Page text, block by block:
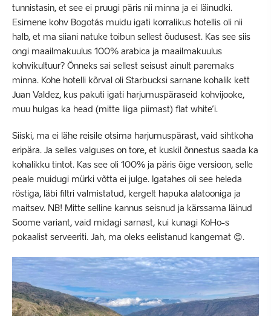
tunnistasin, et see ei pruugi päris nii minna ja ei läinudki.
Esimene kohv Bogotás muidu igati korralikus hotellis oli nii
halb, et ma siiani natuke toibun sellest õudusest. Kas see siis
ongi maailmakuulus 100% arabica ja maailmakuulus
kohvikultuur? Õnneks sai sellest seisust ainult paremaks
minna. Kohe hotelli kõrval oli Starbucksi sarnane kohalik kett
Juan Valdez, kus pakuti igati harjumuspäraseid kohvijooke,
muu hulgas ka head (mitte liiga piimast) flat white’i.
Siiski, ma ei lähe reisile otsima harjumuspärast, vaid sihtkoha
eripära. Ja selles valguses on tore, et kuskil õnnestus saada ka
kohalikku tintot. Kas see oli 100% ja päris õige versioon, selle
peale muidugi mürki võtta ei julge. Igatahes oli see heleda
röstiga, läbi filtri valmistatud, kergelt hapuka alatooniga ja
maitsev. NB! Mitte selline kannus seisnud ja kärssama läinud
Soome variant, vaid midagi sarnast, kui kunagi KoHo-s
pokaalist serveeriti. Jah, ma oleks eelistanud kangemat 😊.